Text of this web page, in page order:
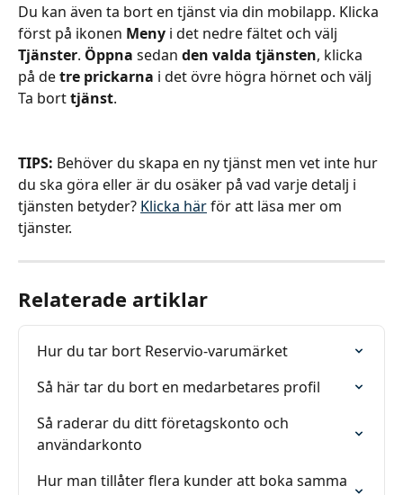
Du kan även ta bort en tjänst via din mobilapp. Klicka
först på ikonen Meny i det nedre fältet och välj
Tjänster. Öppna sedan den valda tjänsten, klicka
på de tre prickarna i det övre högra hörnet och välj
Ta bort tjänst.
TIPS: Behöver du skapa en ny tjänst men vet inte hur
du ska göra eller är du osäker på vad varje detalj i
tjänsten betyder? Klicka här för att läsa mer om
tjänster.
Relaterade artiklar
Hur du tar bort Reservio-varumärket
Så här tar du bort en medarbetares profil
Så raderar du ditt företagskonto och
användarkonto
Hur man tillåter flera kunder att boka samma